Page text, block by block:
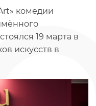
комедии
19 марта в
искусств в